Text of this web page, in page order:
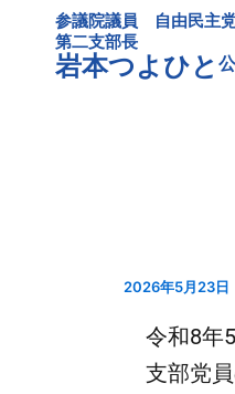
参議院議員 自由民主
第二支部長
岩本つよひと
2026年5月23日
令和8年
支部党